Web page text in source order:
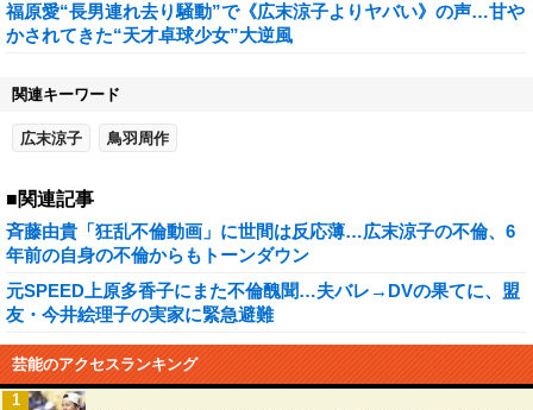
福原愛“長男連れ去り騒動”で《広末涼子よりヤバい》の声…甘や
かされてきた“天才卓球少女”大逆風
関連キーワード
広末涼子 鳥羽周作
■関連記事
斉藤由貴「狂乱不倫動画」に世間は反応薄…広末涼子の不倫、6
年前の自身の不倫からもトーンダウン
元SPEED上原多香子にまた不倫醜聞…夫バレ→DVの果てに、盟
友・今井絵理子の実家に緊急避難
芸能のアクセスランキング
1